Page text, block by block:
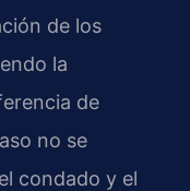
de los
la
de
no se
condado y el